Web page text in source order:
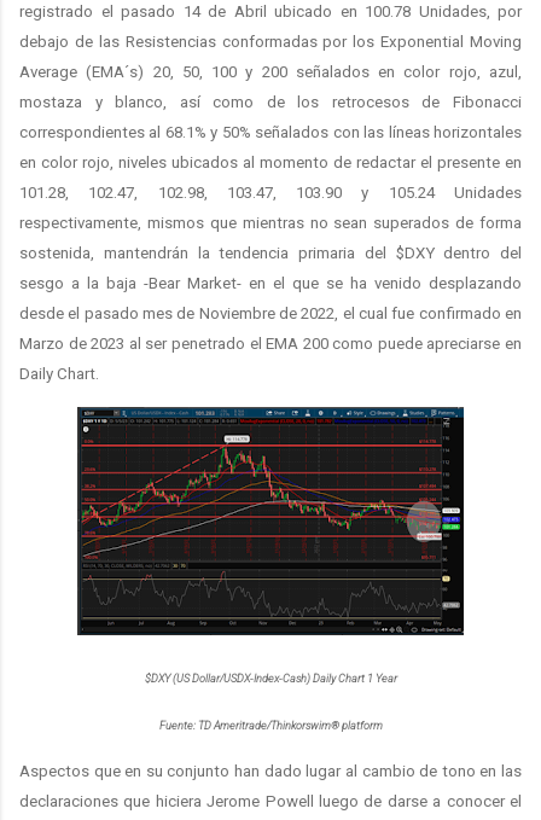
registrado el pasado 14 de Abril ubicado en 100.78 Unidades, por
debajo de las Resistencias conformadas por los Exponential Moving
Average (EMA´s) 20, 50, 100 y 200 señalados en color rojo, azul,
mostaza y blanco, así como de los retrocesos de Fibonacci
correspondientes al 68.1% y 50% señalados con las líneas horizontales
en color rojo, niveles ubicados al momento de redactar el presente en
101.28, 102.47, 102.98, 103.47, 103.90 y 105.24 Unidades
respectivamente, mismos que mientras no sean superados de forma
sostenida, mantendrán la tendencia primaria del $DXY dentro del
sesgo a la baja -Bear Market- en el que se ha venido desplazando
desde el pasado mes de Noviembre de 2022, el cual fue confirmado en
Marzo de 2023 al ser penetrado el EMA 200 como puede apreciarse en
Daily Chart.
$DXY (US Dollar/USDX-Index-Cash) Daily Chart 1 Year
Fuente: TD Ameritrade/Thinkorswim® platform
Aspectos que en su conjunto han dado lugar al cambio de tono en las
declaraciones que hiciera Jerome Powell luego de darse a conocer el